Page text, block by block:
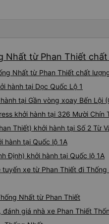
Nhất từ Phan Thiết
Nhất từ Phan Thiết chất
hành tại Dọc Quốc Lộ 1
tại Gần vòng xoay Bến Lội
khởi hành tại 326 Mười Chín
Thiết) khởi hành tại Số 2 Từ
hành tại Quốc lộ 1A
Định) khởi hành tại Quốc lộ 1A
xe từ Phan Thiết đi Thống
Nhất từ Phan Thiết
đánh giá nhà xe Phan Thiết